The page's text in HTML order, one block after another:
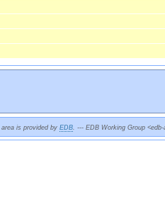
area is provided byEDB. --- EDB Working Group